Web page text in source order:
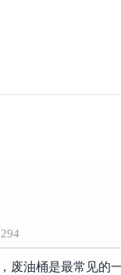
废油桶是最常见